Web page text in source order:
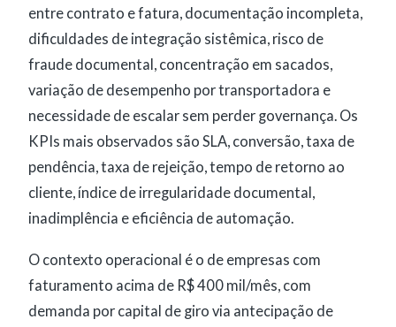
entre contrato e fatura, documentação incompleta,
dificuldades de integração sistêmica, risco de
fraude documental, concentração em sacados,
variação de desempenho por transportadora e
necessidade de escalar sem perder governança. Os
KPIs mais observados são SLA, conversão, taxa de
pendência, taxa de rejeição, tempo de retorno ao
cliente, índice de irregularidade documental,
inadimplência e eficiência de automação.
O contexto operacional é o de empresas com
faturamento acima de R$ 400 mil/mês, com
demanda por capital de giro via antecipação de